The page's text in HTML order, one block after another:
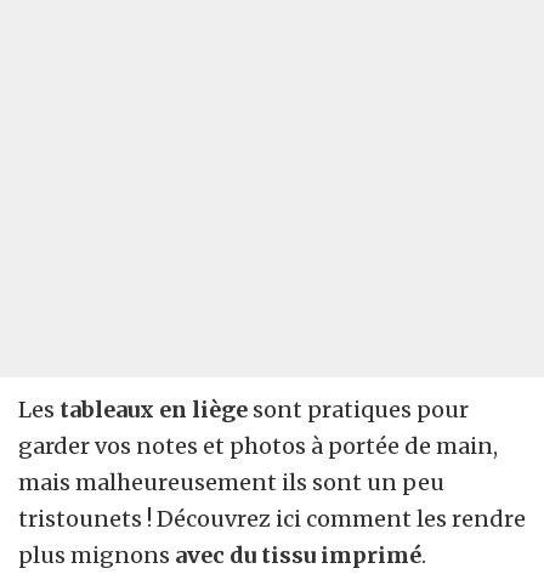
Les tableaux en liège sont pratiques pour
garder vos notes et photos à portée de main,
mais malheureusement ils sont un peu
tristounets ! Découvrez ici comment les rendre
plus mignons avec du tissu imprimé.